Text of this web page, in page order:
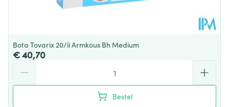
Bota Tovarix 20/ii Armkous Bh Medium
€ 40,70
Bestel